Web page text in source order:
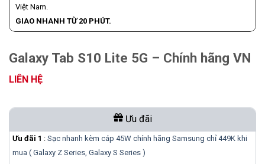
Việt Nam.
GIAO NHANH TỪ 20 PHÚT.
Galaxy Tab S10 Lite 5G – Chính hãng VN
LIÊN HỆ
Ưu đãi
Ưu đãi 1 : Sạc nhanh kèm cáp 45W chính hãng Samsung chỉ 449K khi
mua ( Galaxy Z Series, Galaxy S Series )